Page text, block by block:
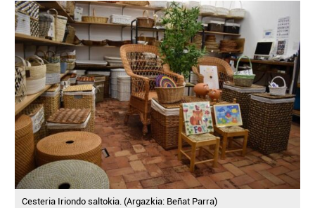
Cesteria Iriondo saltokia. (Argazkia: Beñat Parra)